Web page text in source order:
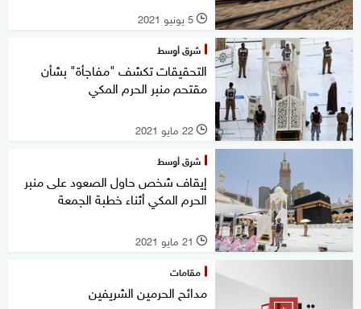
l 5 يونيو 2021
شرق أوسط
التحقيقات تكشف "مفاجأة" بشأن
مقتحم منبر الحرم المكي
l 22 مايو 2021
شرق أوسط
إيقاف شخص حاول الصعود على منبر
الحرم المكي أثناء خطبة الجمعة
l 21 مايو 2021
مقامات
مدائح الحرمين الشريفين